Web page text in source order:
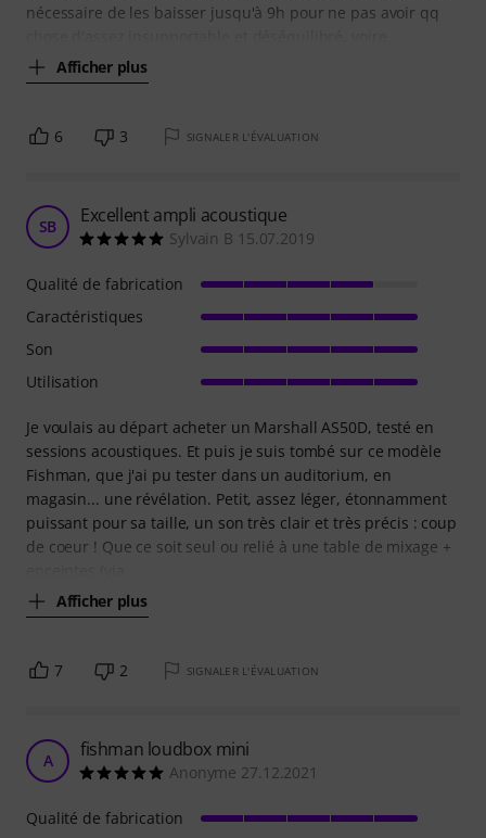
nécessaire de les baisser jusqu'à 9h pour ne pas avoir qq
Afficher plus
6 3 SIGNALER L'ÉVALUATION
SB Excellent ampli acoustique
Sylvain B 15.07.2019
Je voulais au départ acheter un Marshall AS50D, testé en
sessions acoustiques. Et puis je suis tombé sur ce modèle
Fishman, que j'ai pu tester dans un auditorium, en
magasin... une révélation. Petit, assez léger, étonnamment
puissant pour sa taille, un son très clair et très précis : coup
de coeur ! Que ce soit seul ou relié à une table de mixage +
Afficher plus
Qualité de fabrication
Caractéristiques
Son
Utilisation
7 2 SIGNALER L'ÉVALUATION
A fishman loudbox mini
Anonyme 27.12.2021
Qualité de fabrication